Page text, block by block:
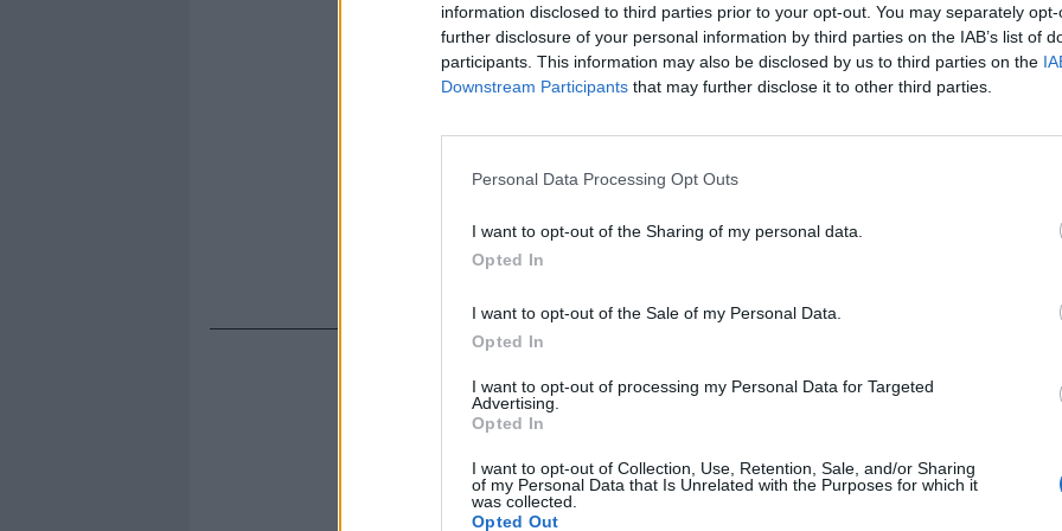
information disclosed to third parties prior to your opt-out. You may separately
further disclosure of your personal information by third parties on the IAB’s list of
participants. This information may also be disclosed by us to third parties on the
Downstream Participants that may further disclose it to other third parties.
Personal Data Processing Opt Outs
I want to opt-out of the Sharing of my personal data.
Opted In
I want to opt-out of the Sale of my Personal Data.
Opted In
I want to opt-out of processing my Personal Data for Targeted
Advertising.
Opted In
I want to opt-out of Collection, Use, Retention, Sale, and/or Sharing
of my Personal Data that Is Unrelated with the Purposes for which it
was collected.
Opted Out
Rudy Giuliani a Come States?
americana